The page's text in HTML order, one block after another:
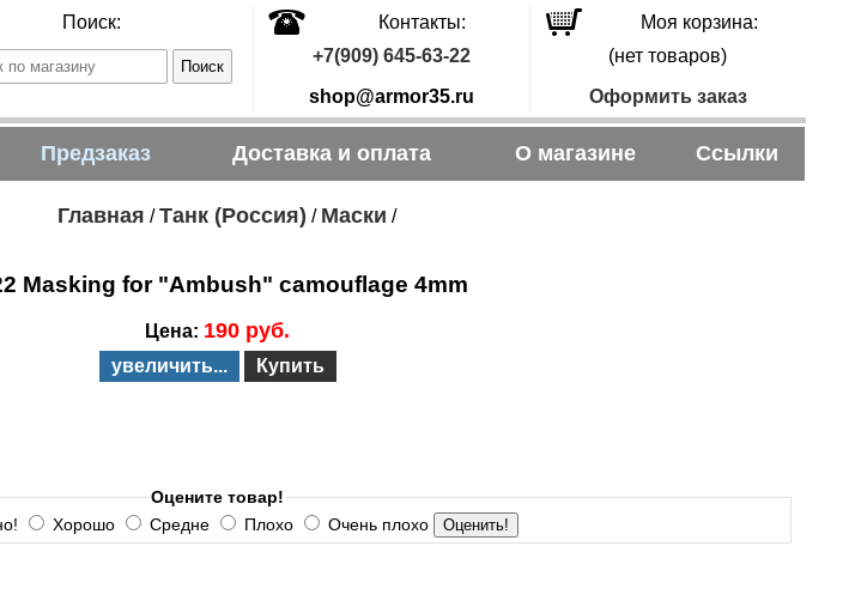
Поиск: Контакты:
Моя корзина:
+7(909) 645-63-22
shop@armor35.ru
(нет товаров)
Оформить заказ
Предзаказ Доставка и оплата О магазине Ссылки
Главная /Танк (Россия) / Маски /
Masking for "Ambush" camouflage 4mm
Цена: 190 руб.
увеличить...
Купить
Оцените товар!
Хорошо Средне Плохо Очень плохо